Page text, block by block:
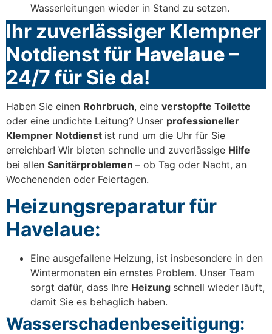
Wasserleitungen wieder in Stand zu setzen.
Ihr zuverlässiger Klempner
Notdienst für Havelaue–
24/7 für Sie da!
Haben Sie einen Rohrbruch, eine verstopfte Toilette
oder eine undichte Leitung? Unser professioneller
Klempner Notdienst ist rund um die Uhr für Sie
erreichbar! Wir bieten schnelle und zuverlässige Hilfe
bei allen Sanitärproblemen – ob Tag oder Nacht, an
Wochenenden oder Feiertagen.
Heizungsreparatur für
Havelaue:
Eine ausgefallene Heizung, ist insbesondere in den
Wintermonaten ein ernstes Problem. Unser Team
sorgt dafür, dass Ihre Heizung schnell wieder läuft,
damit Sie es behaglich haben.
Wasserschadenbeseitigung: